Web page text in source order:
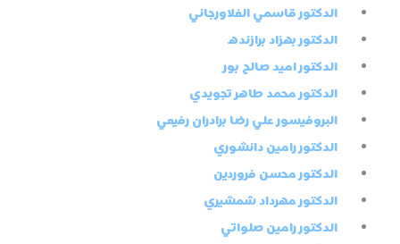
الدكتور قاسمي الفلاورجاني
الدكتور بهزاد برازنده
الدكتور اميد صالح بور
الدكتور محمد طاهر تجويدي
البروفيسور علي رضا برادران رفيعي
الدكتور رامين دانشوري
الدكتور محسن فروردين
الدكتور مهرداد شمشيري
الدكتور رامين صلواتي